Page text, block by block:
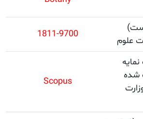
1811-9700